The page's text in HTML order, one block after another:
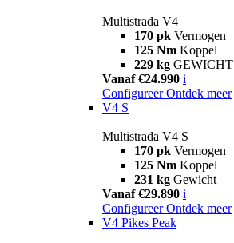
Multistrada V4
170 pk Vermogen
125 Nm Koppel
229 kg GEWICHT
Vanaf €24.990 i
Configureer Ontdek meer
V4 S
Multistrada V4 S
170 pk Vermogen
125 Nm Koppel
231 kg Gewicht
Vanaf €29.890 i
Configureer Ontdek meer
V4 Pikes Peak